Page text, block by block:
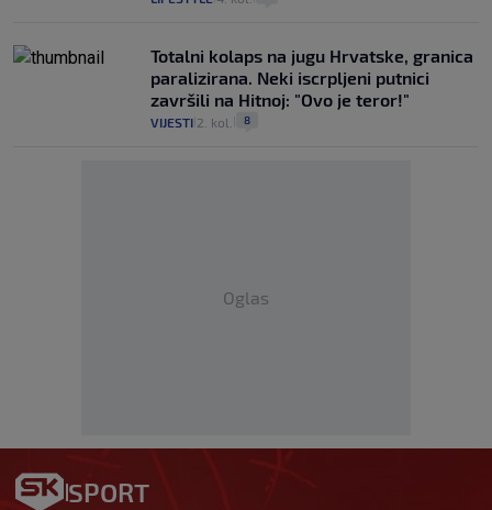
Totalni kolaps na jugu Hrvatske, granica
paralizirana. Neki iscrpljeni putnici
završili na Hitnoj: "Ovo je teror!"
VIJESTI 2. kol. 8
Oglas
SPORT